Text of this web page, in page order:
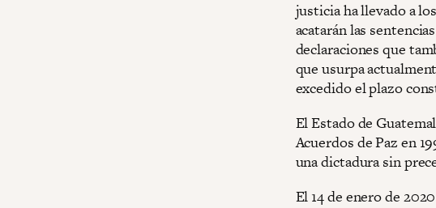
justicia ha llevado a
acatarán las
declaraciones que
que usurpa
excedido el plazo
El Estado de
Acuerdos de Paz en
una dictadura sin
El 14 de enero de